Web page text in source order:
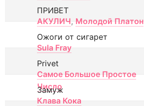
ПРИВЕТ
АКУЛИЧ, Молодой Платон
Ожоги от сигарет
Sula Fray
Privet
Самое Большое Простое
Число
Замуж
Клава Кока